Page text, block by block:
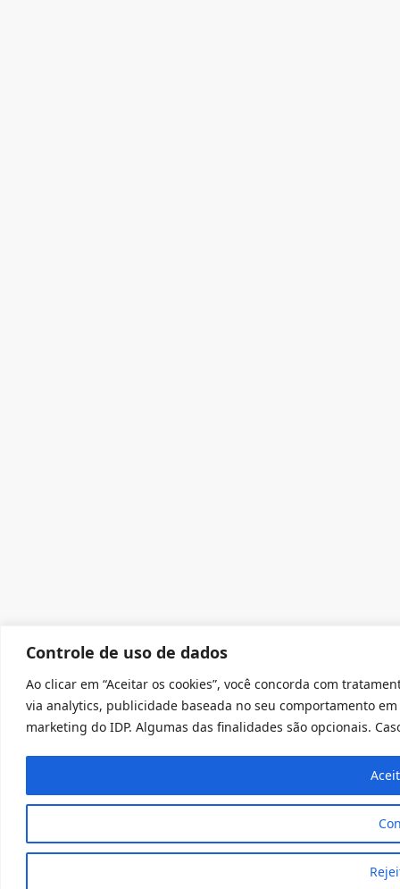
Controle de uso de dados
Ao clicar em “Aceitar os cookies”, você concorda com
via analytics, publicidade baseada no seu comportamento
marketing do IDP. Algumas das finalidades são opcionais.